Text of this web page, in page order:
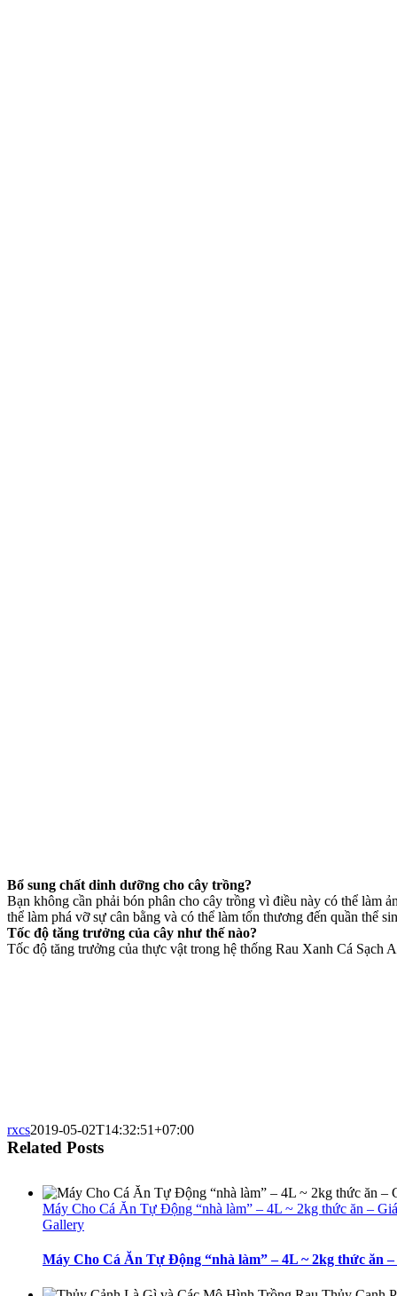
Bổ sung chất dinh dưỡng cho cây trồng?
Bạn không cần phải bón phân cho cây trồng vì điều này có thể làm
thể làm phá vỡ sự cân bằng và có thể làm tổn thương đến quần thể
Tốc độ tăng trưởng của cây như thếnào?
Tốc độ tăng trưởng của thực vật trong hệ thống Rau Xanh Cá Sạch
rxcs2019-05-02T14:32:51+07:00
Related Posts
Máy Cho Cá Ăn Tự Động “nhà làm” – 4L ~ 2kg thức ăn –
Gallery
Máy Cho Cá Ăn Tự Động “nhà làm” – 4L ~ 2kg thức ăn